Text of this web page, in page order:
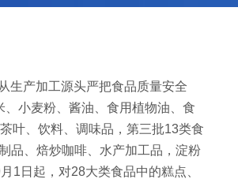
生产加工源头严把食品质量安全
小麦粉、酱油、食用植物油、食
叶、饮料、调味品，第三批13类食
品、焙炒咖啡、水产加工品，淀粉
1日起，对28大类食品中的糕点、